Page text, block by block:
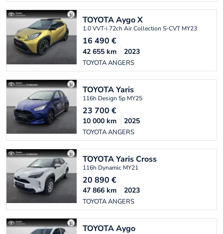
TOYOTAAygo X
1.0 VVT-i 72ch Air Collection S-CVT MY23
16 490 €
TOYOTA ANGERS
42 655 km 2023
TOYOTAYaris
116h Design 5p MY25
23 700 €
TOYOTA ANGERS
10 000 km 2025
TOYOTAYaris Cross
116h Dynamic MY21
20 890 €
TOYOTA ANGERS
47 866 km 2023
TOYOTAAygo